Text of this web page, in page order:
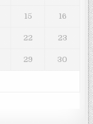
15 16
22 23
29 30